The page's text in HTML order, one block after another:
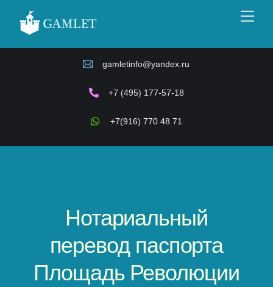
content
gamletinfo@yandex.ru
+7 (495) 177-57-18
+7(916) 770 48 71
Нотариальный
перевод паспорта
Площадь Революции